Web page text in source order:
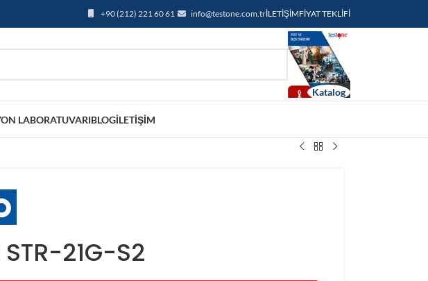
+90 (212) 221 60 61 info@testone.com.trİLETIŞIMFIYAT TEKLIFI
LABORATUVARIBLOGİLETIŞIM
STR-21G-S2